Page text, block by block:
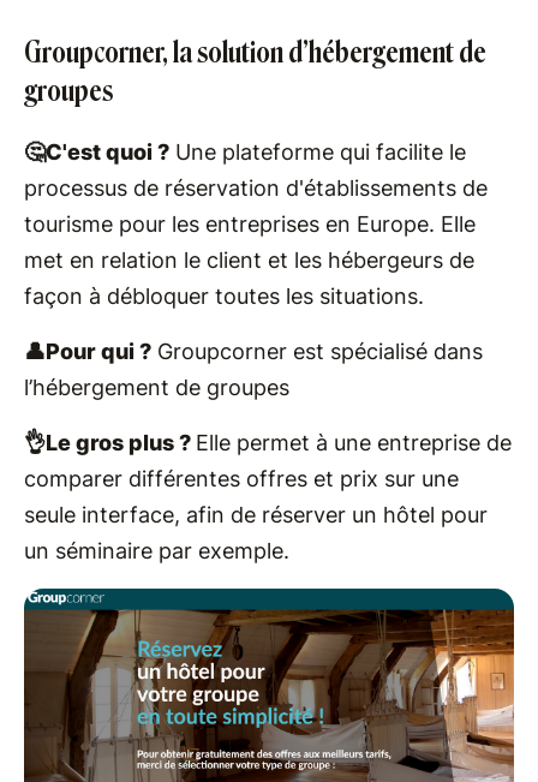
Groupcorner, la solution d’hébergement de
groupes
🤔C'est quoi ? Une plateforme qui facilite le
processus de réservation d'établissements de
tourisme pour les entreprises en Europe. Elle
met en relation le client et les hébergeurs de
façon à débloquer toutes les situations.
👤Pour qui ? Groupcorner est spécialisé dans
l’hébergement de groupes
👌Le gros plus ? Elle permet à une entreprise de
comparer différentes offres et prix sur une
seule interface, afin de réserver un hôtel pour
un séminaire par exemple.